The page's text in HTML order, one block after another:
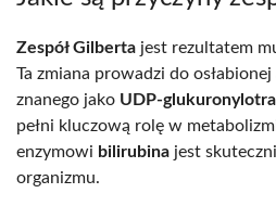
Zespół Gilberta jest rezultatem
Ta zmiana prowadzi do
znanego jako UDP-
pełni kluczową rolę w
enzymowi bilirubina jest
organizmu.